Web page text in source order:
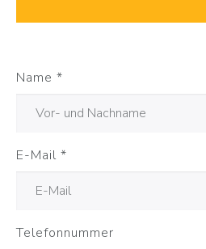
Name *
E-Mail *
Telefonnummer